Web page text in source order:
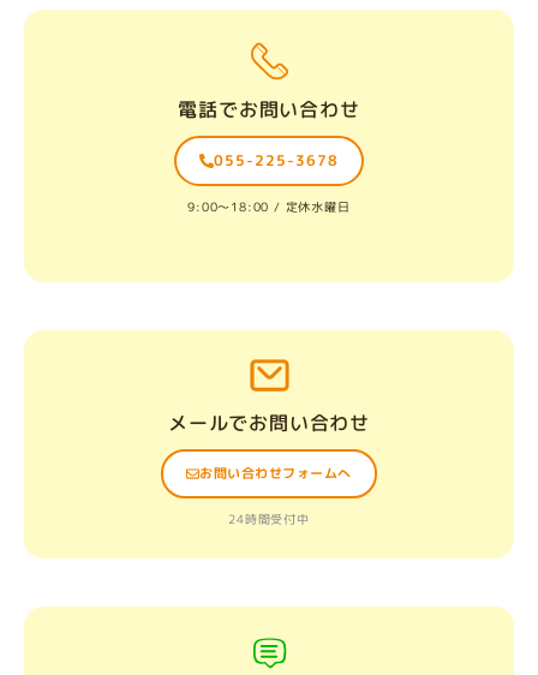
電話でお問い合わせ
055-225-3678
9:00〜18:00 / 定休水曜日
メールでお問い合わせ
お問い合わせフォームへ
24時間受付中